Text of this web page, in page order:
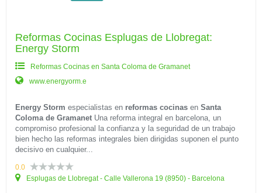
Reformas Cocinas Esplugas de Llobregat:
Energy Storm
Reformas Cocinas en Santa Coloma de Gramanet
www.energyorm.e
Energy Storm especialistas en reformas cocinas en Santa
Coloma de Gramanet Una reforma integral en barcelona, un
compromiso profesional la confianza y la seguridad de un trabajo
bien hecho las reformas integrales bien dirigidas suponen el punto
decisivo en cualquier...
0.0
Esplugas de Llobregat - Calle Vallerona 19 (8950) - Barcelona